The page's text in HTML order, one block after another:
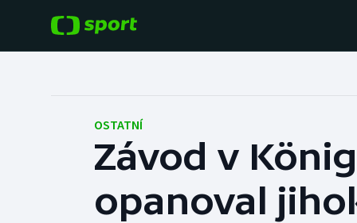
Hokej
Tenis
Baseball a softbal
Basketbal
OSTATNÍ
Závod v
opanoval